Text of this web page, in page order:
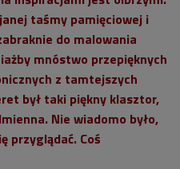
taśmy pamięciowej i
do malowania
mnóstwo przepięknych
z tamtejszych
był taki piękny klasztor,
Nie wiadomo było,
przyglądać. Coś